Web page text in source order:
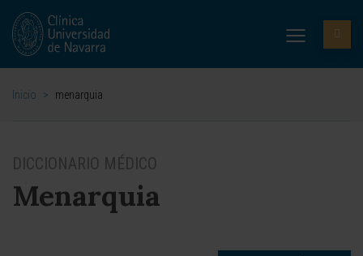
Inicio > menarquia
DICCIONARIO MÉDICO
Menarquia